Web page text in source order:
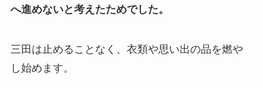
へ進めないと考えたためでした。
三田は止めることなく、衣類や思い出の品を燃や
し始めます。